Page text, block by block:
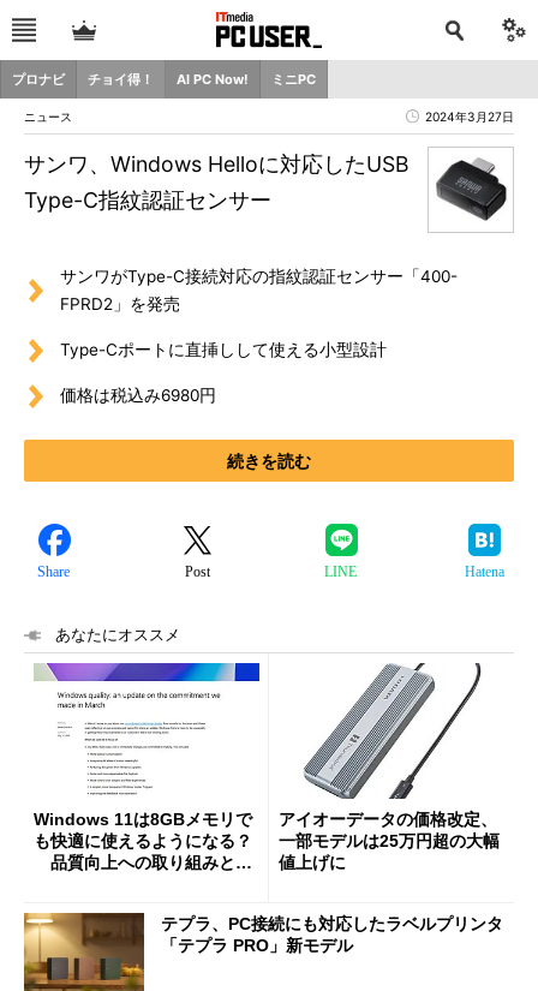
プロナビ チョイ得！ AI PC Now! ミニPC
ニュース 2024年3月27日
サンワ、Windows Helloに対応したUSB
Type-C指紋認証センサー
サンワがType-C接続対応の指紋認証センサー「400-
FPRD2」を発売
Type-Cポートに直挿しして使える小型設計
価格は税込み6980円
続きを読む
Share Post LINE Hatena
あなたにオススメ
Windows 11は8GBメモリで
も快適に使えるようになる？
品質向上への取り組みと
アイオーデータの価格改定、
一部モデルは25万円超の大幅
値上げに
テプラ、PC接続にも対応したラベルプリンタ
「テプラ PRO」新モデル